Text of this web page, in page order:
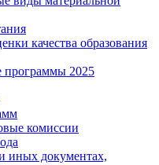
качества образования
программы 2025
комиссии
иных документах,